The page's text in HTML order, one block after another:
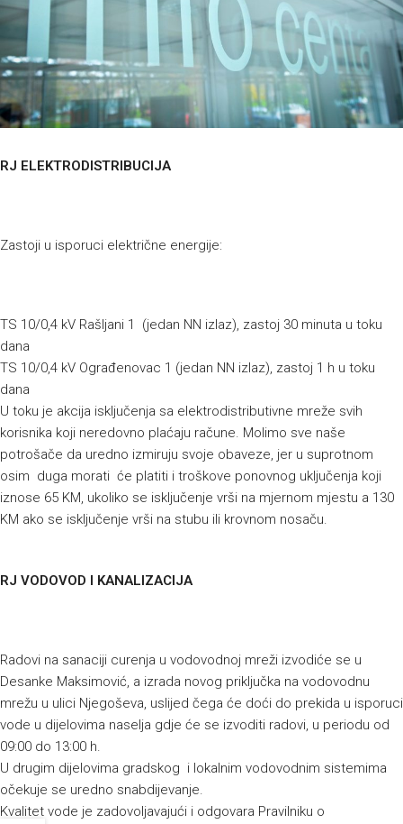
RJ ELEKTRODISTRIBUCIJA
Zastoji u isporuci električne energije:
TS 10/0,4 kV Rašljani 1 (jedan NN izlaz), zastoj 30 minuta u toku
dana
TS 10/0,4 kV Ograđenovac 1 (jedan NN izlaz), zastoj 1 h u toku
dana
U toku je akcija isključenja sa elektrodistributivne mreže svih
korisnika koji neredovno plaćaju račune. Molimo sve naše
potrošače da uredno izmiruju svoje obaveze, jer u suprotnom
osim duga morati će platiti i troškove ponovnog uključenja koji
iznose 65 KM, ukoliko se isključenje vrši na mjernom mjestu a 130
KM ako se isključenje vrši na stubu ili krovnom nosaču.
RJ VODOVOD I KANALIZACIJA
Radovi na sanaciji curenja u vodovodnoj mreži izvodiće se u
Desanke Maksimović, a izrada novog priključka na vodovodnu
mrežu u ulici Njegoševa, uslijed čega će doći do prekida u isporuci
vode u dijelovima naselja gdje će se izvoditi radovi, u periodu od
09:00 do 13:00 h.
U drugim dijelovima gradskog i lokalnim vodovodnim sistemima
očekuje se uredno snabdijevanje.
Kvalitet vode je zadovoljavajući i odgovara Pravilniku o